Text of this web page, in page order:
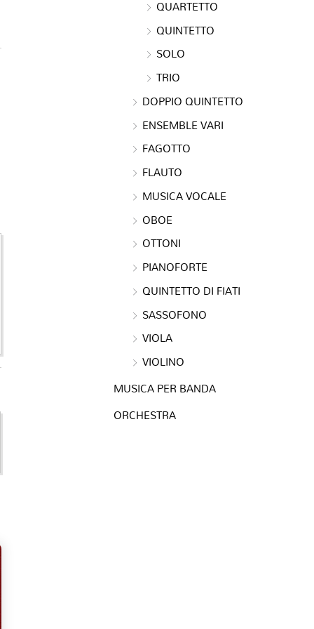
QUARTETTO
QUINTETTO
SOLO
TRIO
DOPPIO QUINTETTO
ENSEMBLE VARI
FAGOTTO
FLAUTO
MUSICA VOCALE
OBOE
OTTONI
PIANOFORTE
QUINTETTO DI FIATI
SASSOFONO
VIOLA
VIOLINO
MUSICA PER BANDA
ORCHESTRA